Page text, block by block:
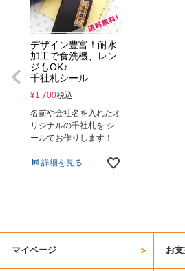
デザイン豊富！耐水
加工で食洗機、レン
ジもOK♪
千社札シール
¥1,700税込
名前や会社名を入れたオ
リジナルの千社札を シ
ールでお作りします！
詳細を見る
マイページ お